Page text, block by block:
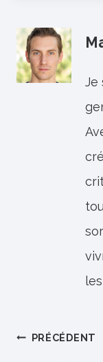
Je
PRÉCÉDENT